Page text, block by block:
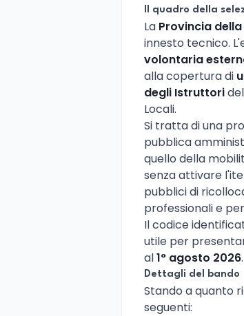
Il quadro della
La Provincia
innesto tecnico.
volontaria
alla copertura di
degli Istruttori
Locali.
Si tratta di una
pubblica
quello della
senza attivare
pubblici di
professionali e
Il codice
utile per
al1° agosto 2026.
Dettagli del bando
Stando a quanto
seguenti: